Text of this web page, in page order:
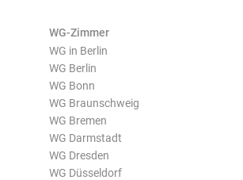
WG-Zimmer
WG in Berlin
WG Berlin
WG Bonn
WG Braunschweig
WG Bremen
WG Darmstadt
WG Dresden
WG Düsseldorf